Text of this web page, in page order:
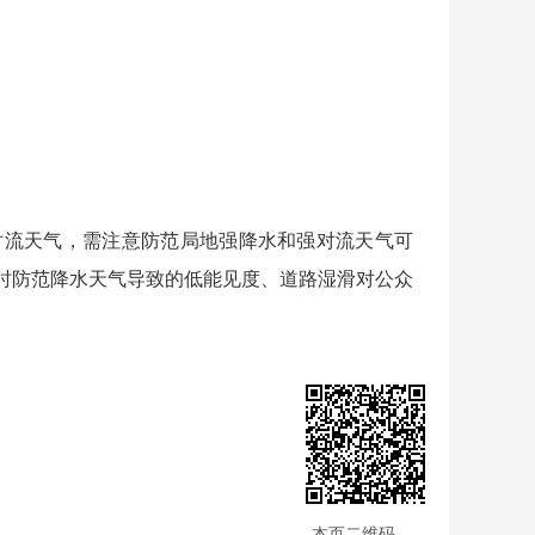
气，需注意防范局地强降水和强对流天气可
范降水天气导致的低能见度、道路湿滑对公众